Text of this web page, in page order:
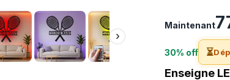
›
›
Maintenant
30% off ⏳
Enseigne